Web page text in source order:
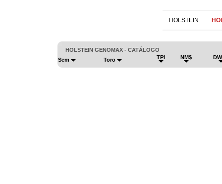
HOLSTEIN
HOLSTEIN GENOMAX - CATÁLOGO
Sem
Toro TPI NM$